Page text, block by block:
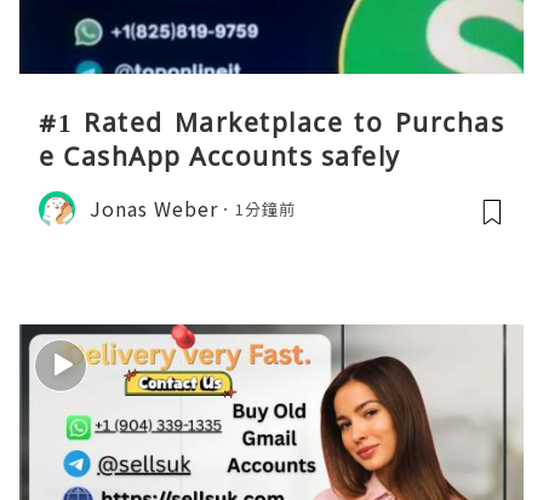
#1 Rated Marketplace to Purchas
e CashApp Accounts safely
Jonas Weber 1分鐘前